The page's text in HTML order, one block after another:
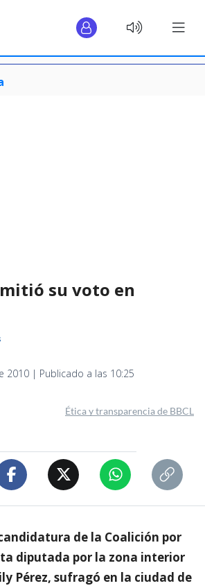
su voto en
2010 | Publicado a las 10:25
Ética y transparencia de BBCL
de la Coalición por
diputada por la zona interior
Pérez, sufragó en la ciudad de